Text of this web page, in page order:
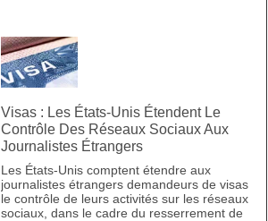
Visas : Les États-Unis Étendent Le
Contrôle Des Réseaux Sociaux Aux
Journalistes Étrangers
Les États-Unis comptent étendre aux
journalistes étrangers demandeurs de visas
le contrôle de leurs activités sur les réseaux
sociaux, dans le cadre du resserrement de